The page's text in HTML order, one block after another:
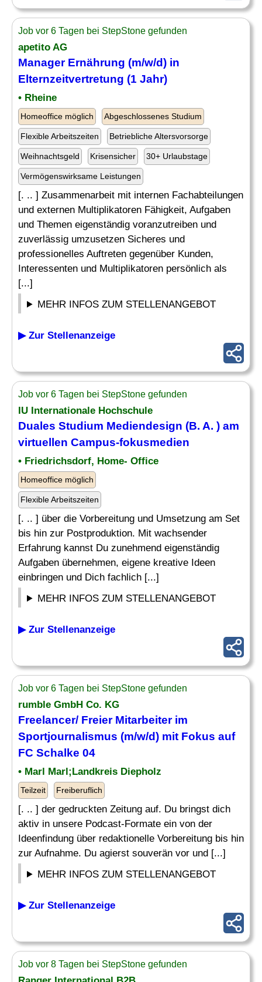
Job vor 6 Tagen bei StepStone gefunden
apetito AG
Manager Ernährung (m/w/d) in
Elternzeitvertretung (1 Jahr)
• Rheine
Homeoffice möglich Abgeschlossenes Studium
Flexible Arbeitszeiten Betriebliche Altersvorsorge
Weihnachtsgeld Krisensicher 30+ Urlaubstage
Vermögenswirksame Leistungen
[. .. ] Zusammenarbeit mit internen Fachabteilungen
und externen Multiplikatoren Fähigkeit, Aufgaben
und Themen eigenständig voranzutreiben und
zuverlässig umzusetzen Sicheres und
professionelles Auftreten gegenüber Kunden,
Interessenten und Multiplikatoren persönlich als
[...]
MEHR INFOS ZUM STELLENANGEBOT
▶ Zur Stellenanzeige
Job vor 6 Tagen bei StepStone gefunden
IU Internationale Hochschule
Duales Studium Mediendesign (B. A. ) am
virtuellen Campus-fokusmedien
• Friedrichsdorf, Home- Office
Homeoffice möglich
Flexible Arbeitszeiten
[. .. ] über die Vorbereitung und Umsetzung am Set
bis hin zur Postproduktion. Mit wachsender
Erfahrung kannst Du zunehmend eigenständig
Aufgaben übernehmen, eigene kreative Ideen
einbringen und Dich fachlich [...]
MEHR INFOS ZUM STELLENANGEBOT
▶ Zur Stellenanzeige
Job vor 6 Tagen bei StepStone gefunden
rumble GmbH Co. KG
Freelancer/ Freier Mitarbeiter im
Sportjournalismus (m/w/d) mit Fokus auf
FC Schalke 04
• Marl Marl;Landkreis Diepholz
Teilzeit Freiberuflich
[. .. ] der gedruckten Zeitung auf. Du bringst dich
aktiv in unsere Podcast-Formate ein von der
Ideenfindung über redaktionelle Vorbereitung bis hin
zur Aufnahme. Du agierst souverän vor und [...]
MEHR INFOS ZUM STELLENANGEBOT
▶ Zur Stellenanzeige
Job vor 8 Tagen bei StepStone gefunden